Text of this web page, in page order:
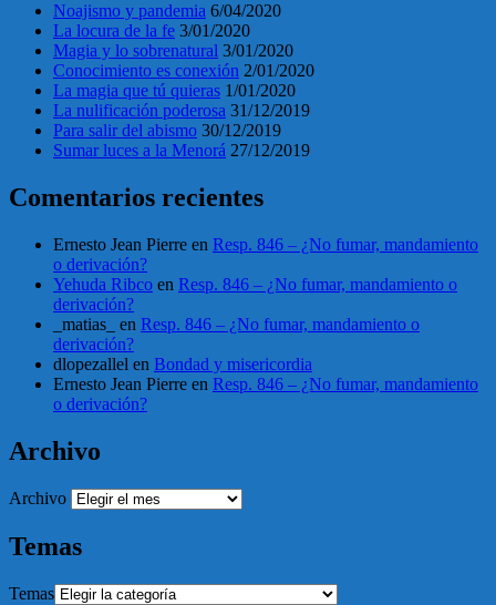
Noajismo y pandemia 6/04/2020
La locura de la fe 3/01/2020
Magia y lo sobrenatural 3/01/2020
Conocimiento es conexión 2/01/2020
La magia que tú quieras 1/01/2020
La nulificación poderosa 31/12/2019
Para salir del abismo 30/12/2019
Sumar luces a la Menorá 27/12/2019
Comentarios recientes
Ernesto Jean Pierre en Resp. 846 – ¿No fumar, mandamiento
o derivación?
Yehuda Ribco en Resp. 846 – ¿No fumar, mandamiento o
derivación?
_matias_
en Resp. 846 – ¿No fumar, mandamiento o
derivación?
dlopezallel en Bondad y misericordia
Ernesto Jean Pierre en Resp. 846 – ¿No fumar, mandamiento
o derivación?
Archivo
Archivo
Temas
Temas